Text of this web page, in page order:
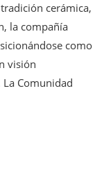
cerámica,
la compañía
como
visión
Comunidad